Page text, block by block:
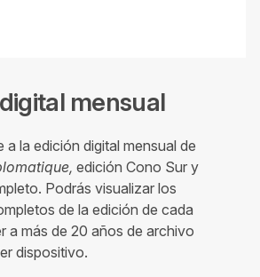
mensual
a la edición digital mensual de
edición Cono Sur y
Podrás visualizar los
de la edición de cada
a más de 20 años de archivo
dispositivo.